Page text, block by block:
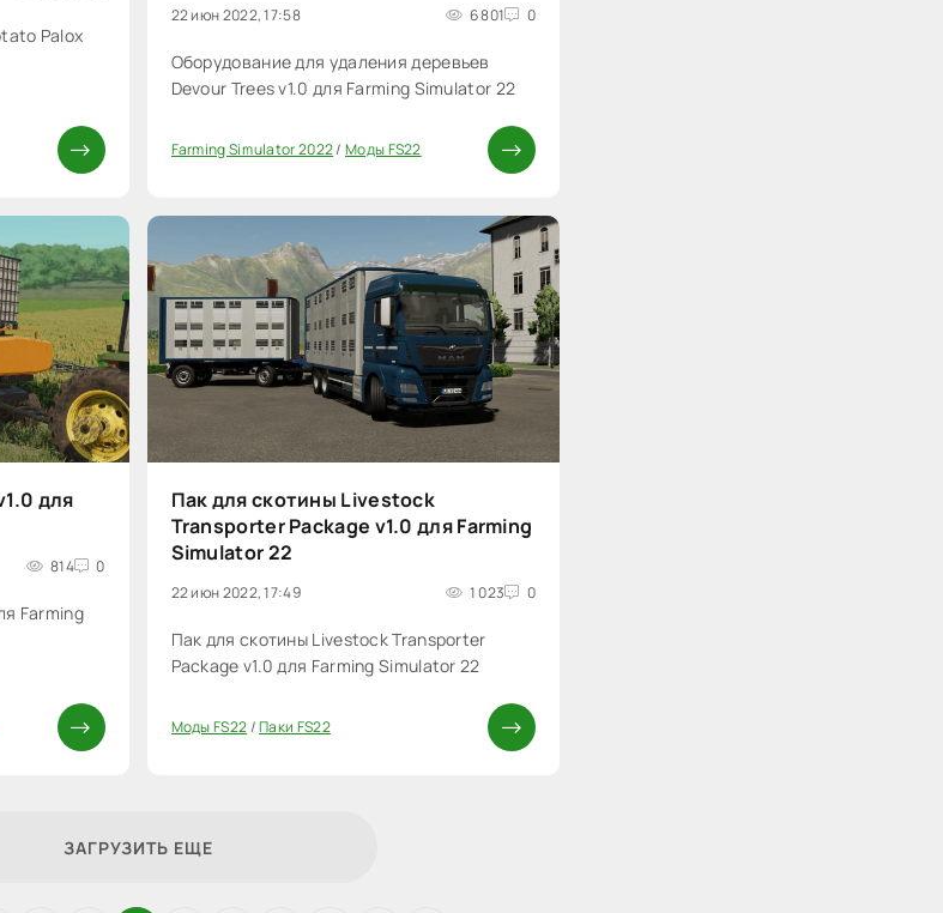
Palox
22 июн 2022, 17:58 6 801 0
Оборудование для удаления деревьев
Devour Trees v1.0 для Farming Simulator 22
Farming Simulator 2022/Моды FS22
для
814 0
Farming
Пак для скотины Livestock
Transporter Package v1.0 для Farming
Simulator 22
22 июн 2022, 17:49 1 023 0
Пак для скотины Livestock Transporter
Package v1.0 для Farming Simulator 22
Моды FS22/Паки FS22
ЗАГРУЗИТЬ ЕЩЕ